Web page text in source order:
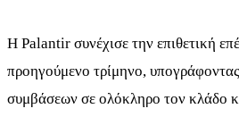
Η Palantir συνέχισε την επιθετική
προηγούμενο τρίμηνο,
συμβάσεων σε ολόκληρο τον κλάδο